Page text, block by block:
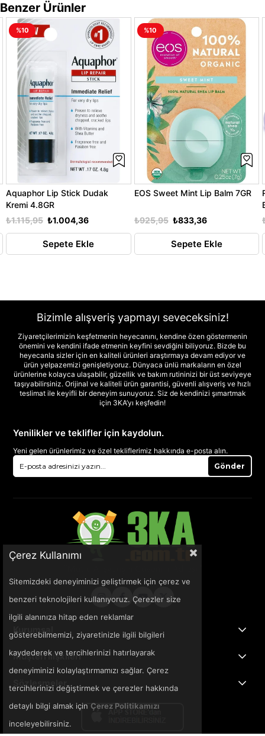
Benzer Ürünler
Aquaphor Lip Stick Dudak
Kremi 4.8GR
₺1.004,36
₺1.115,95
Sepete Ekle
%10
EOS Sweet Mint Lip Balm 7GR
₺833,36
₺925,95
Sepete Ekle
%10
Bizimle alışveriş yapmayı seveceksiniz!
Ziyaretçilerimizin keşfetmenin heyecanını, kendine özen göstermenin
önemini ve kendini ifade etmenin keyfini sevdiğini biliyoruz. Bizde bu
heyecanla sizler için en kaliteli ürünleri araştırmaya devam ediyor ve
ürün yelpazemizi genişletiyoruz. Dünyaca ünlü markaların en özel
ürünlerine kolayca ulaşabilir, güzellik ve bakım rutininizi bir üst seviyeye
taşıyabilirsiniz. Orijinal ve kaliteli ürün garantisi, güvenli alışveriş ve hızlı
teslimat ile keyifli bir deneyim sunuyoruz. Siz de kendinizi şımartmak
için 3KA’yı keşfedin!
Yenilikler ve teklifler için kaydolun.
Yeni gelen ürünlerimiz ve özel tekliflerimiz hakkında e-posta alın.
Gönder
Kurumsal
Müşteri İlişkileri
Sözleşmeler
Çerez Kullanımı
Sitemizdeki deneyiminizi geliştirmek için çerez ve
benzeri teknolojileri kullanıyoruz. Çerezler size
ilgili alanınıza hitap eden reklamlar
gösterebilmemizi, ziyaretinizle ilgili bilgileri
kaydederek ve tercihlerinizi hatırlayarak
deneyiminizi kolaylaştırmamızı sağlar. Çerez
tercihlerinizi değiştirmek ve çerezler hakkında
detaylı bilgi almak için Çerez Politikamızı
inceleyebilirsiniz.